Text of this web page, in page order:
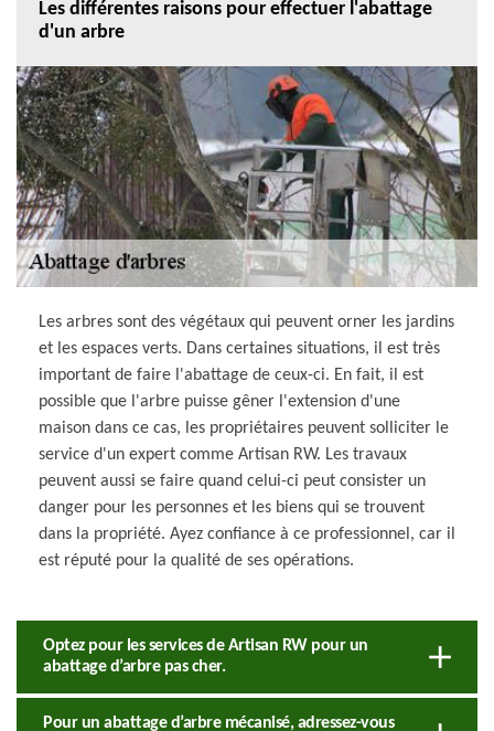
Les différentes raisons pour effectuer l'abattage
d'un arbre
Les arbres sont des végétaux qui peuvent orner les jardins
et les espaces verts. Dans certaines situations, il est très
important de faire l'abattage de ceux-ci. En fait, il est
possible que l'arbre puisse gêner l'extension d'une
maison dans ce cas, les propriétaires peuvent solliciter le
service d'un expert comme Artisan RW. Les travaux
peuvent aussi se faire quand celui-ci peut consister un
danger pour les personnes et les biens qui se trouvent
dans la propriété. Ayez confiance à ce professionnel, car il
est réputé pour la qualité de ses opérations.
Optez pour les services de Artisan RW pour un
abattage d’arbre pas cher.
Pour un abattage d’arbre mécanisé, adressez-vous